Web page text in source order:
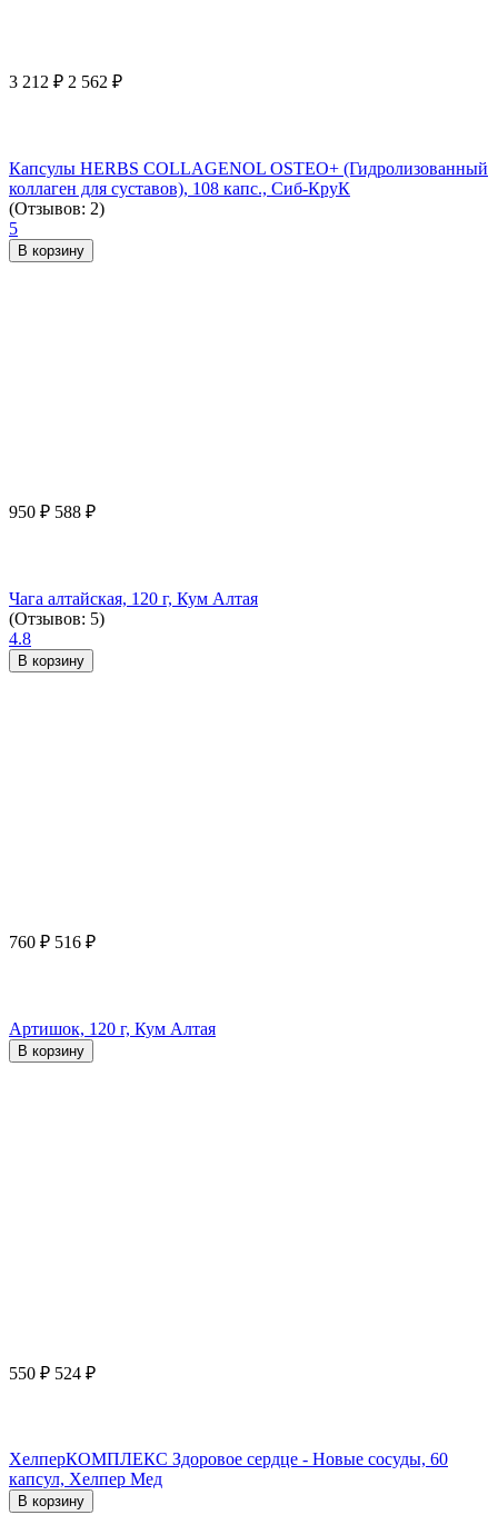
3 212 ₽ 2 562 ₽
Капсулы HERBS COLLAGENOL OSTEO+ (Гидролизованный
коллаген для суставов), 108 капс., Сиб-КруК
(Отзывов: 2)
5
В корзину
950 ₽ 588 ₽
Чага алтайская, 120 г, Кум Алтая
(Отзывов: 5)
4.8
В корзину
760 ₽ 516 ₽
Артишок, 120 г, Кум Алтая
В корзину
550 ₽ 524 ₽
ХелперКОМПЛЕКС Здоровое сердце - Новые сосуды, 60
капсул, Хелпер Мед
В корзину